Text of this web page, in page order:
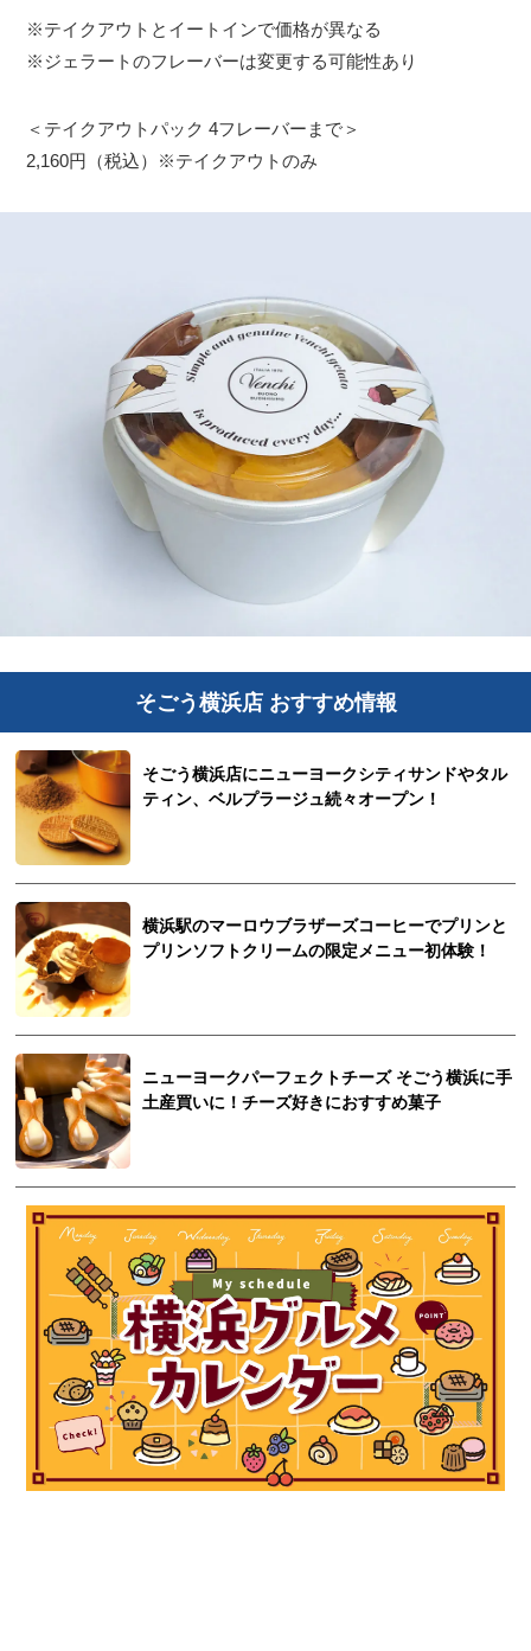
※テイクアウトとイートインで価格が異なる
※ジェラートのフレーバーは変更する可能性あり
＜テイクアウトパック 4フレーバーまで＞
2,160円（税込）※テイクアウトのみ
そごう横浜店 おすすめ情報
そごう横浜店にニューヨークシティサンドやタル
ティン、ベルプラージュ続々オープン！
横浜駅のマーロウブラザーズコーヒーでプリンと
プリンソフトクリームの限定メニュー初体験！
ニューヨークパーフェクトチーズ そごう横浜に手
土産買いに！チーズ好きにおすすめ菓子